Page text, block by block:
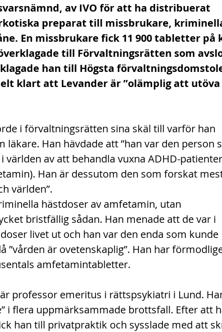
av IVO för att ha distribuerat
preparat till missbrukare,
En missbrukare fick 11 900 tabletter på
till Förvaltningsrätten som
han till Högsta
klart att Levander är ”olämplig att utöva
i förvaltningsrätten sina skäl till varför han
läkare. Han hävdade att ”han var den person
världen av att behandla vuxna ADHD-
Han är dessutom den som forskat
världen”.
hästdoser av amfetamin, utan
bristfällig sådan. Han menade att de var i
livet ut och han var den enda som kunde
”vården är ovetenskaplig”. Han har
amfetamintabletter.
professor emeritus i rättspsykiatri i Lund.
i flera uppmärksammade brottsfall. Efter att
han till privatpraktik och sysslade med att